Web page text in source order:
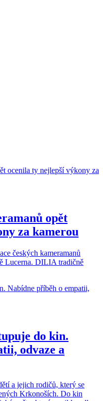
opět
za kamerou
českých kameramanů
Lucerna. DILIA tradičně
do kin.
odvaze a
a jejich rodičů, který se
Krkonoších. Do kin